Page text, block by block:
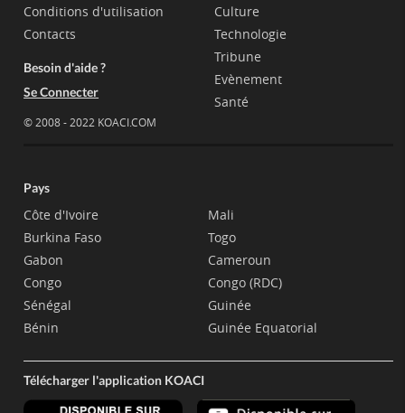
Conditions d'utilisation
Contacts
Besoin d'aide ?
Se Connecter
© 2008 - 2022 KOACI.COM
Culture
Technologie
Tribune
Evènement
Santé
Pays
Côte d'Ivoire
Burkina Faso
Gabon
Congo
Sénégal
Bénin
Mali
Togo
Cameroun
Congo (RDC)
Guinée
Guinée Equatorial
Télécharger l'application KOACI